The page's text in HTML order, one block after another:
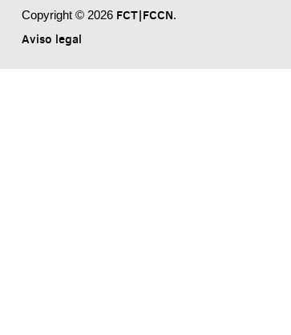
Copyright © 2026 FCT|FCCN.
Aviso legal